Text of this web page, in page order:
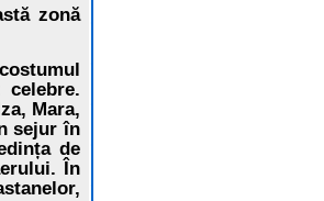
zonă
Mara,
sejur în
de
În